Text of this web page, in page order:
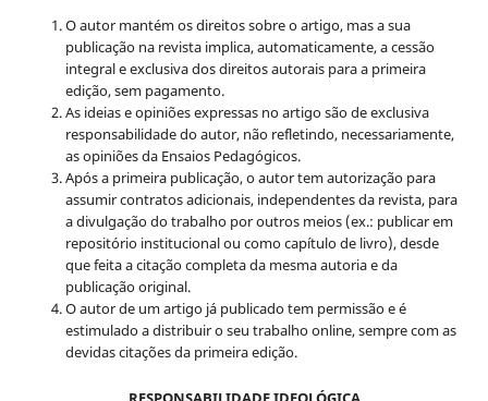
O autor mantém os direitos sobre o artigo, mas a sua
publicação na revista implica, automaticamente, a cessão
integral e exclusiva dos direitos autorais para a primeira
edição, sem pagamento.
As ideias e opiniões expressas no artigo são de exclusiva
responsabilidade do autor, não refletindo, necessariamente,
as opiniões da Ensaios Pedagógicos.
Após a primeira publicação, o autor tem autorização para
assumir contratos adicionais, independentes da revista, para
a divulgação do trabalho por outros meios (ex.: publicar em
repositório institucional ou como capítulo de livro), desde
que feita a citação completa da mesma autoria e da
publicação original.
O autor de um artigo já publicado tem permissão e é
estimulado a distribuir o seu trabalho online, sempre com as
devidas citações da primeira edição.